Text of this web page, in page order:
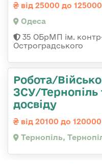
від 25000 до
Одеса
35 ОБрМП ім.
Остроградського
Робота/
ЗСУ/Тернопіль
досвіду
від 20100 до
Тернопіль,